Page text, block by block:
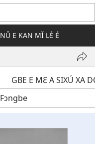
NǓ E KAN MǏ LƐ́ É
GBE E MƐ A SIXÚ XA